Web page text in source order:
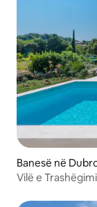
Banesë në
Vilë e